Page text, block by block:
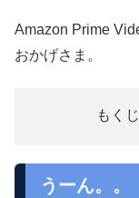
Amazon Prime
おかげさま。
もくじ
うーん。。